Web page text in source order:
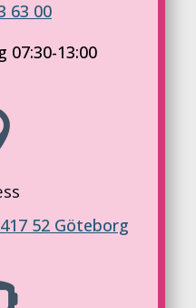
63 00
07:30-13:00
52 Göteborg